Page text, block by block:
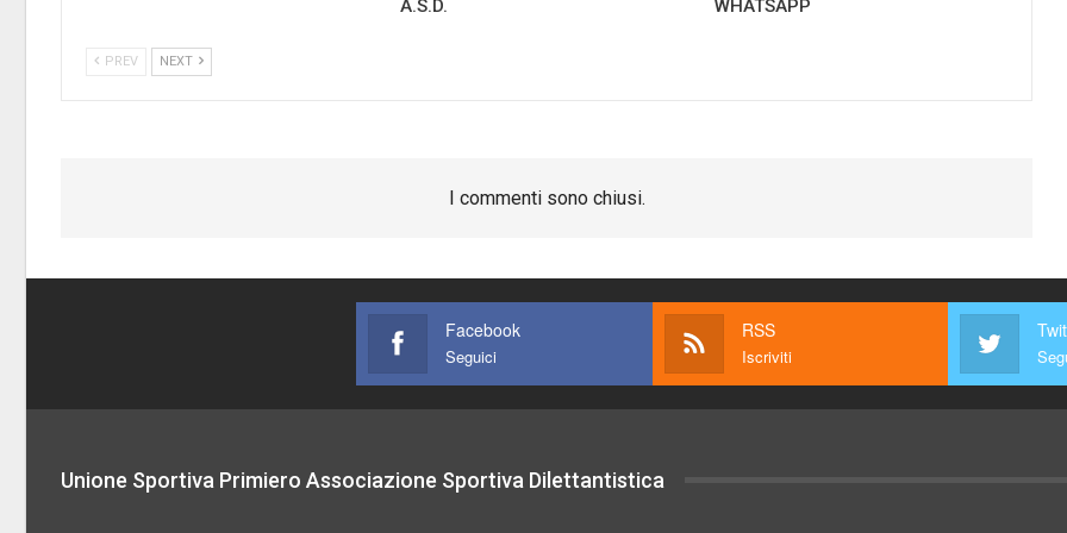
A.S.D.
WHATSAPP
PREV NEXT
I commenti sono chiusi.
Facebook
Seguici
RSS
Iscriviti
Unione Sportiva Primiero Associazione Sportiva Dilettantistica